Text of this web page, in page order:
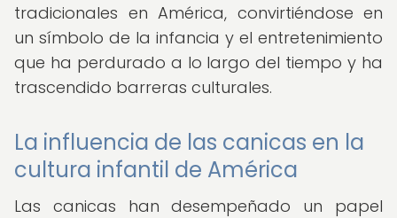
tradicionales en América, convirtiéndose en
un símbolo de la infancia y el entretenimiento
que ha perdurado a lo largo del tiempo y ha
trascendido barreras culturales.
La influencia de las canicas en la
cultura infantil de América
Las canicas han desempeñado un papel